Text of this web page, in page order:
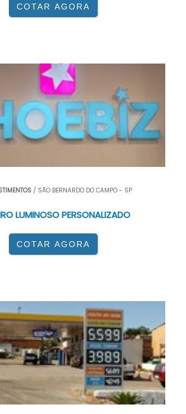
COTAR AGORA
/ SÃO BERNARDO DO CAMPO - SP
LUMINOSO PERSONALIZADO
COTAR AGORA